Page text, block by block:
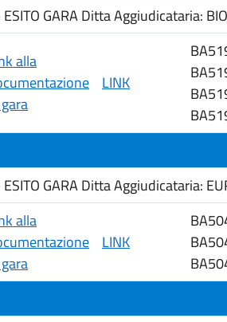
GARA Ditta Aggiudicataria:
alla
LINK
GARA Ditta Aggiudicataria:
alla
LINK